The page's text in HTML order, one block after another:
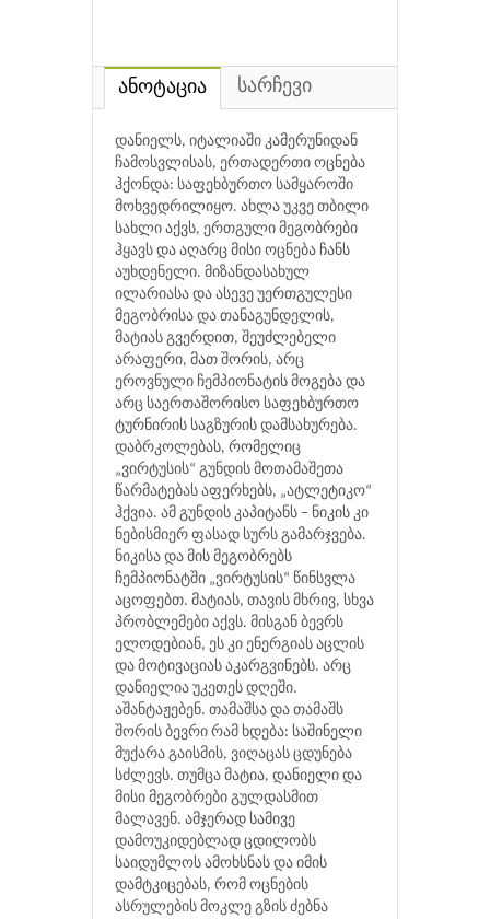
ანოტაცია სარჩევი
დანიელს, იტალიაში კამერუნიდან
ჩამოსვლისას, ერთადერთი ოცნება
ჰქონდა: საფეხბურთო სამყაროში
მოხვედრილიყო. ახლა უკვე თბილი
სახლი აქვს, ერთგული მეგობრები
ჰყავს და აღარც მისი ოცნება ჩანს
აუხდენელი. მიზანდასახულ
ილარიასა და ასევე უერთგულესი
მეგობრისა და თანაგუნდელის,
მატიას გვერდით, შეუძლებელი
არაფერი, მათ შორის, არც
ეროვნული ჩემპიონატის მოგება და
არც საერთაშორისო საფეხბურთო
ტურნირის საგზურის დამსახურება.
დაბრკოლებას, რომელიც
„ვირტუსის“ გუნდის მოთამაშეთა
წარმატებას აფერხებს, „ატლეტიკო“
ჰქვია. ამ გუნდის კაპიტანს – ნიკის კი
ნებისმიერ ფასად სურს გამარჯვება.
ნიკისა და მის მეგობრებს
ჩემპიონატში „ვირტუსის“ წინსვლა
აცოფებთ. მატიას, თავის მხრივ, სხვა
პრობლემები აქვს. მისგან ბევრს
ელოდებიან, ეს კი ენერგიას აცლის
და მოტივაციას აკარგვინებს. არც
დანიელია უკეთეს დღეში.
აშანტაჟებენ. თამაშსა და თამაშს
შორის ბევრი რამ ხდება: საშინელი
მუქარა გაისმის, ვიღაცას ცდუნება
სძლევს. თუმცა მატია, დანიელი და
მისი მეგობრები გულდასმით
მალავენ. ამჯერად სამივე
დამოუკიდებლად ცდილობს
საიდუმლოს ამოხსნას და იმის
დამტკიცებას, რომ ოცნების
ასრულების მოკლე გზის ძებნა